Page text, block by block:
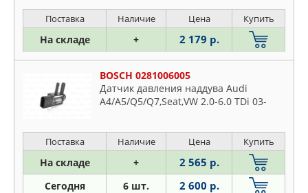
FACET
FAE
FORD
HYUNDAI-KIA
KIA
MERCEDES
MITSUBISHI
NISSAN
Поставка Наличие Цена Купить
На складе + 2 179 р.
BOSCH 0281006005
Датчик давления наддува Audi
A4/A5/Q5/Q7,Seat,VW 2.0-6.0 TDi 03-
Поставка Наличие Цена Купить
На складе + 2 565 р.
Сегодня 6 шт. 2 600 р.